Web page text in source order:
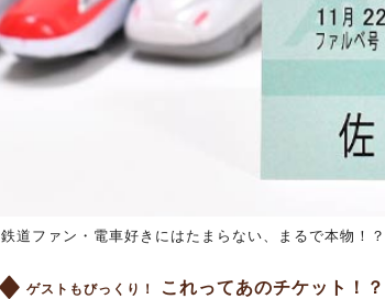
鉄道ファン・電車好きにはたまらない、まるで本物！
ゲストもびっくり！ これってあのチケット！？